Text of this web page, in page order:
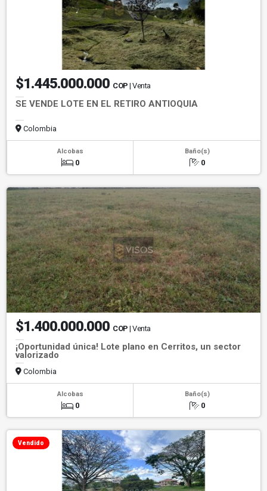
$1.445.000.000 COP | Venta
SE VENDE LOTE EN EL RETIRO ANTIOQUIA
Colombia
Alcobas
0
Baño(s)
0
$1.400.000.000 COP | Venta
¡Oportunidad única! Lote plano en Cerritos, un sector
valorizado
Colombia
Alcobas
0
Baño(s)
0
Vendido